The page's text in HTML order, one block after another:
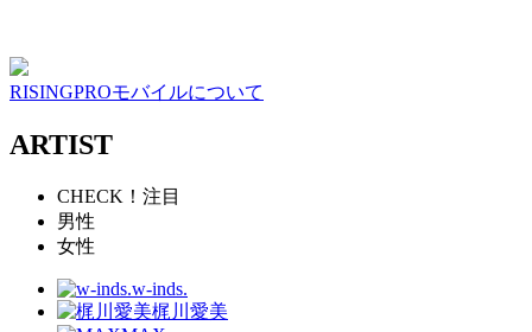
RISINGPROモバイルについて
ARTIST
CHECK！注目
男性
女性
w-inds.
梶川愛美